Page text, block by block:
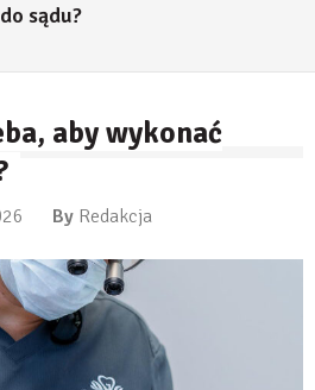
sądu?
aby wykonać
By Redakcja